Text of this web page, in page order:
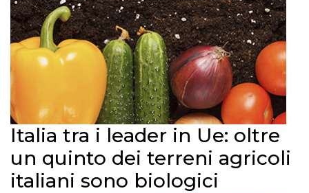
Italia tra i leader in Ue: oltre
un quinto dei terreni agricoli
italiani sono biologici